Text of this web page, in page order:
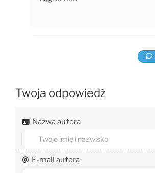
Twoja odpowiedź
Nazwa autora
E-mail autora